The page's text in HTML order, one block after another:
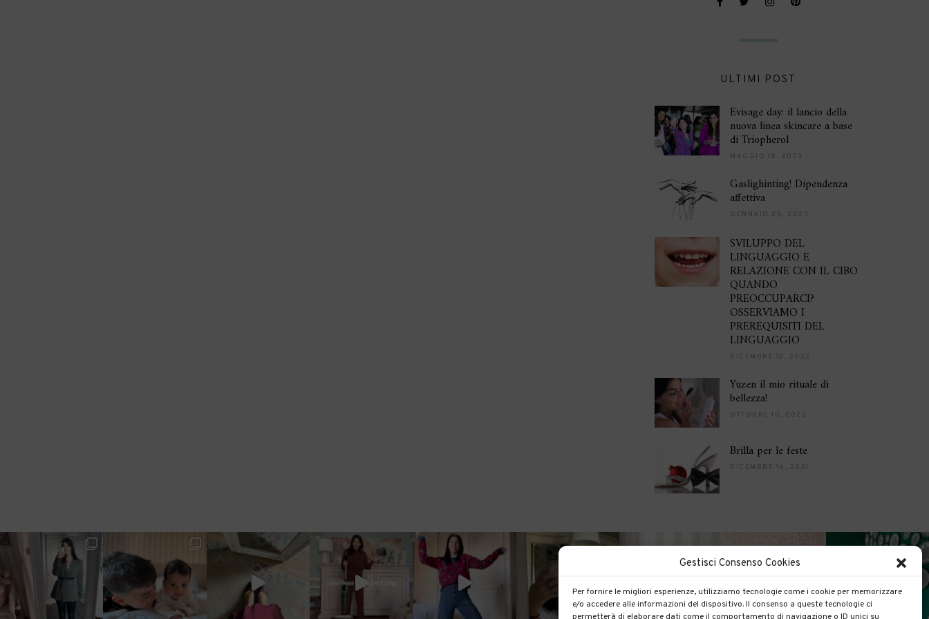
Gestisci Consenso Cookies
Per fornire le migliori esperienze, utilizziamo tecnologie come i cookie per memorizzare
e/o accedere alle informazioni del dispositivo. Il consenso a queste tecnologie ci
ULTIMI POST
Evisage day: il lancio della
nuova linea skincare a base
di Triopherol
MAGGIO 18, 2023
Gaslighinting! Dipendenza
affettiva
GENNAIO 25, 2023
SVILUPPO DEL
LINGUAGGIO E
RELAZIONE CON IL CIBO
QUANDO
PREOCCUPARCI?
OSSERVIAMO I
PREREQUISITI DEL
LINGUAGGIO
DICEMBRE 12, 2022
Yuzen il mio rituale di
bellezza!
OTTOBRE 10, 2022
Brilla per le feste
DICEMBRE 16, 2021